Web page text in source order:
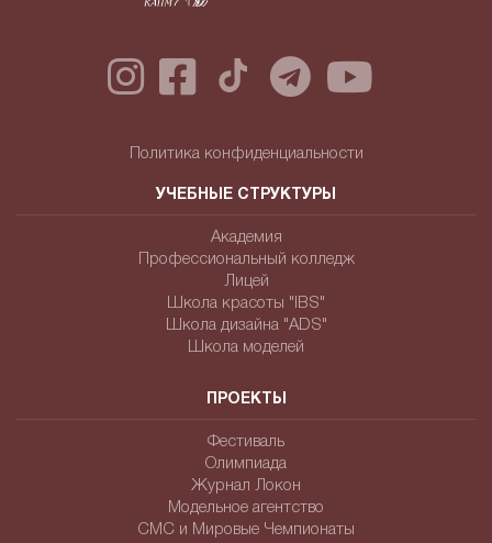
Политика конфиденциальности
УЧЕБНЫЕ СТРУКТУРЫ
Академия
Профессиональный колледж
Лицей
Школа красоты "IBS"
Школа дизайна "ADS"
Школа моделей
ПРОЕКТЫ
Фестиваль
Олимпиада
Журнал Локон
Модельное агентство
СМС и Мировые Чемпионаты